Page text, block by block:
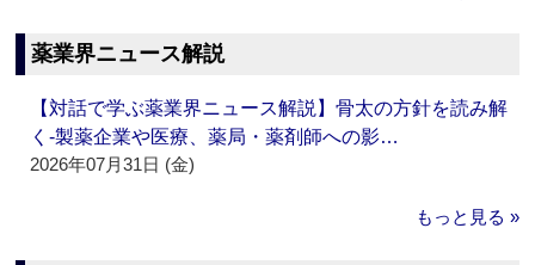
薬業界ニュース解説
【対話で学ぶ薬業界ニュース解説】骨太の方針を読み解
く‐製薬企業や医療、薬局・薬剤師への影…
2026年07月31日 (金)
もっと見る »